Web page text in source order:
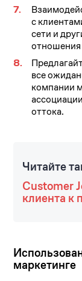
с
сети и
отношения
все
компании
оттока.
Читайте
Customer
клиента к
маркетинге